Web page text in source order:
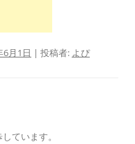
6月1日 | 投稿者: よぴ
ています。